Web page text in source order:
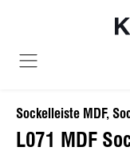
Sockelleiste MDF,
L071 MDF